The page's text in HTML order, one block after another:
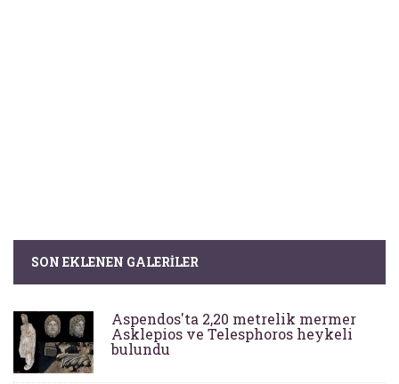
SON EKLENEN GALERILER
Aspendos'ta 2,20 metrelik mermer
Asklepios ve Telesphoros heykeli
bulundu